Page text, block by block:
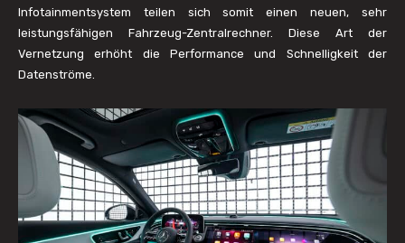
Infotainmentsystem teilen sich somit einen neuen, sehr
leistungsfähigen Fahrzeug-Zentralrechner. Diese Art der
Vernetzung erhöht die Performance und Schnelligkeit der
Datenströme.